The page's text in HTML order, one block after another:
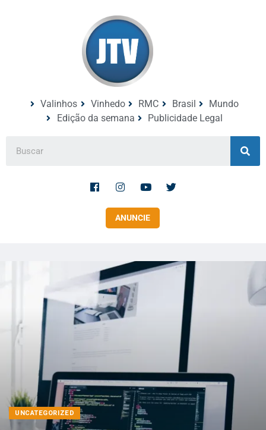
Valinhos Vinhedo RMC Brasil
Mundo
Edição da semana
Publicidade Legal
ANUNCIE
UNCATEGORIZED